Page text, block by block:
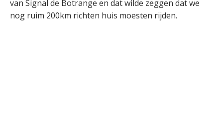
van Signal de Botrange en dat wilde zeggen dat we
nog ruim 200km richten huis moesten rijden.